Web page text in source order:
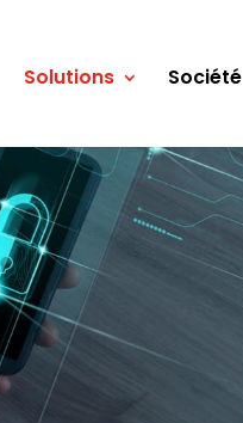
Solutions Société